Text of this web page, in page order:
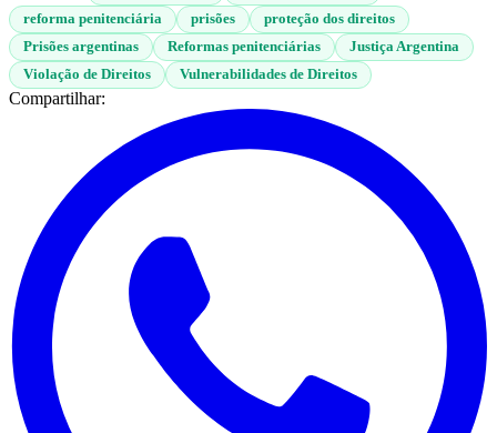
reforma penitenciária
prisões
proteção dos direitos
Prisões argentinas
Reformas penitenciárias
Justiça Argentina
Violação de Direitos
Vulnerabilidades de Direitos
Compartilhar: